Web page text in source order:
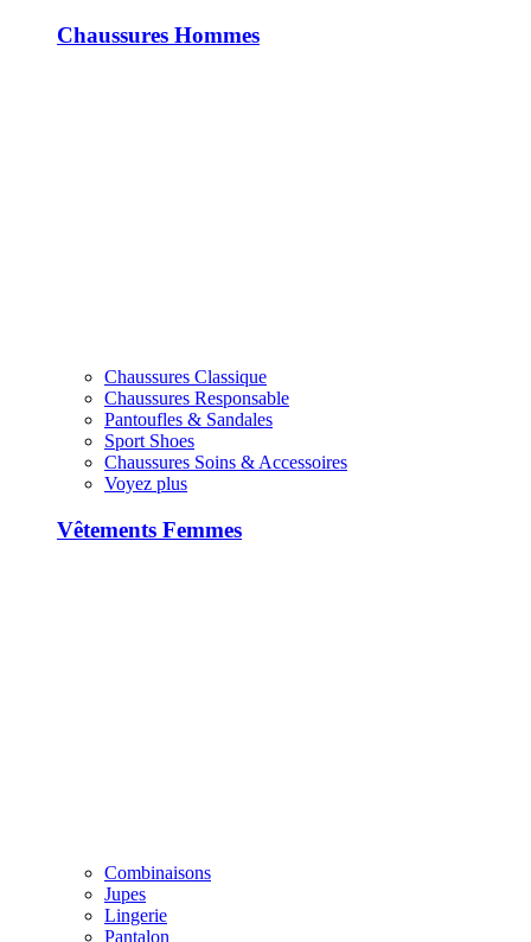
Chaussures Hommes
Chaussures Classique
Chaussures Responsable
Pantoufles & Sandales
Sport Shoes
Chaussures Soins & Accessoires
Voyez plus
Vêtements Femmes
Combinaisons
Jupes
Lingerie
Pantalon